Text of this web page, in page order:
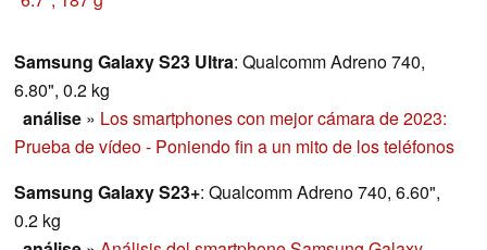
Samsung Galaxy S23 Ultra: Qualcomm Adreno 740,
6.80", 0.2 kg
análise » Los smartphones con mejor cámara de 2023:
Prueba de vídeo - Poniendo fin a un mito de los teléfonos
Samsung Galaxy S23+: Qualcomm Adreno 740, 6.60",
0.2 kg